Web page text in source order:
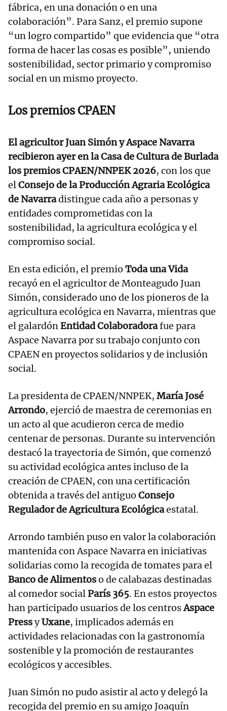
fábrica, en una donación o en una
colaboración”. Para Sanz, el premio supone
“un logro compartido” que evidencia que “otra
forma de hacer las cosas es posible”, uniendo
sostenibilidad, sector primario y compromiso
social en un mismo proyecto.
Los premios CPAEN
El agricultor Juan Simón y Aspace Navarra
recibieron ayer en la Casa de Cultura de Burlada
los premios CPAEN/NNPEK 2026, con los que
elConsejo de la Producción Agraria Ecológica
de Navarradistingue cada año a personas y
entidades comprometidas con la
sostenibilidad, la agricultura ecológica y el
compromiso social.
En esta edición, el premio Toda una Vida
recayó en el agricultor de Monteagudo Juan
Simón, considerado uno de los pioneros de la
agricultura ecológica en Navarra, mientras que
el galardónEntidad Colaboradorafue para
Aspace Navarra por su trabajo conjunto con
CPAEN en proyectos solidarios y de inclusión
social.
La presidenta de CPAEN/NNPEK, María José
Arrondo, ejerció de maestra de ceremonias en
un acto al que acudieron cerca de medio
centenar de personas. Durante su intervención
destacó la trayectoria de Simón, que comenzó
su actividad ecológica antes incluso de la
creación de CPAEN, con una certificación
obtenida a través del antiguo Consejo
Regulador de Agricultura Ecológicaestatal.
Arrondo también puso en valor la colaboración
mantenida con Aspace Navarra en iniciativas
solidarias como la recogida de tomates para el
Banco de Alimentoso de calabazas destinadas
al comedor socialParís 365. En estos proyectos
han participado usuarios de los centrosAspace
PressyUxane, implicados además en
actividades relacionadas con la gastronomía
sostenible y la promoción de restaurantes
ecológicos y accesibles.
Juan Simón no pudo asistir al acto y delegó la
recogida del premio en su amigo Joaquín